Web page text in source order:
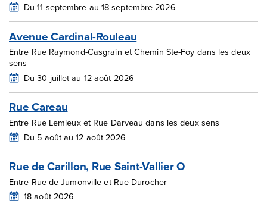
Du 11 septembre au 18 septembre 2026
Avenue Cardinal-Rouleau
Entre Rue Raymond-Casgrain et Chemin Ste-Foy dans les deux
sens
Du 30 juillet au 12 août 2026
Rue Careau
Entre Rue Lemieux et Rue Darveau dans les deux sens
Du 5 août au 12 août 2026
Rue de Carillon, Rue Saint-Vallier O
Entre Rue de Jumonville et Rue Durocher
18 août 2026